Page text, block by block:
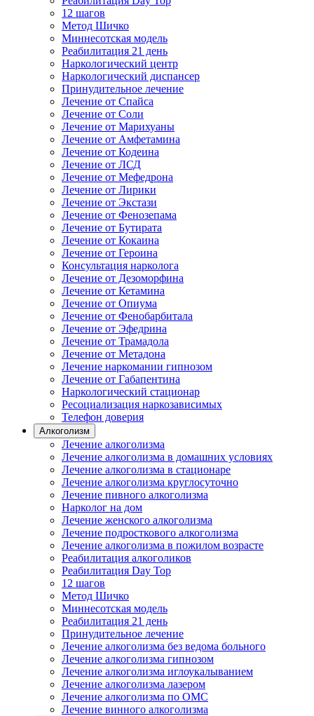
12 шагов
Метод Шичко
Миннесотская модель
Реабилитация 21 день
Наркологический центр
Наркологический диспансер
Принудительное лечение
Лечение от Спайса
Лечение от Соли
Лечение от Марихуаны
Лечение от Амфетамина
Лечение от Кодеина
Лечение от ЛСД
Лечение от Мефедрона
Лечение от Лирики
Лечение от Экстази
Лечение от Фенозепама
Лечение от Бутирата
Лечение от Кокаина
Лечение от Героина
Консультация нарколога
Лечение от Дезоморфина
Лечение от Кетамина
Лечение от Опиума
Лечение от Фенобарбитала
Лечение от Эфедрина
Лечение от Трамадола
Лечение от Метадона
Лечение наркомании гипнозом
Лечение от Габапентина
Наркологический стационар
Ресоциализация наркозависимых
Телефон доверия
Алкоголизм
Лечение алкоголизма
Лечение алкоголизма в домашних условиях
Лечение алкоголизма в стационаре
Лечение алкоголизма круглосуточно
Лечение пивного алкоголизма
Нарколог на дом
Лечение женского алкоголизма
Лечение подросткового алкоголизма
Лечение алкоголизма в пожилом возрасте
Реабилитация алкоголиков
Реабилитация Day Top
12 шагов
Метод Шичко
Миннесотская модель
Реабилитация 21 день
Принудительное лечение
Лечение алкоголизма без ведома больного
Лечение алкоголизма гипнозом
Лечение алкоголизма иглоукалыванием
Лечение алкоголизма лазером
Лечение алкоголизма по ОМС
Лечение винного алкоголизма